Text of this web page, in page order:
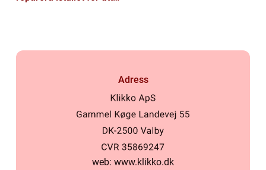
Adress
web: www.klikko.dk